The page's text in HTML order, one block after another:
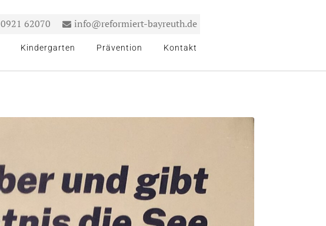
0921 62070 info@reformiert-bayreuth.de
Kindergarten Prävention Kontakt